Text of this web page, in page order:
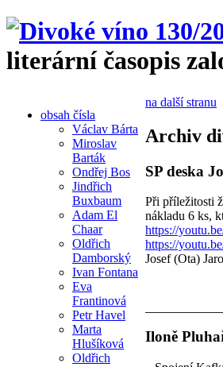
literární časopis
obsah čísla
Václav Bárta
Miroslav
Barták
Ondřej Bos
Jindřich
Buxbaum
Adam El
Chaar
Oldřich
Damborský
Ivan Fontana
Eva
Frantinová
Petr Havel
Marta
Hlušíková
Oldřich
na další stranu
Archiv
SP deska
Při příležitosti
nákladu 6 ks,
https://
https://
Josef (Ota)
Iloně